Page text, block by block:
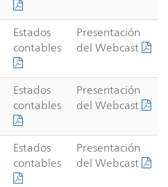
Estados
contables
Presentación
del Webcast
Estados
contables
Presentación
del Webcast
Estados
contables
Presentación
del Webcast